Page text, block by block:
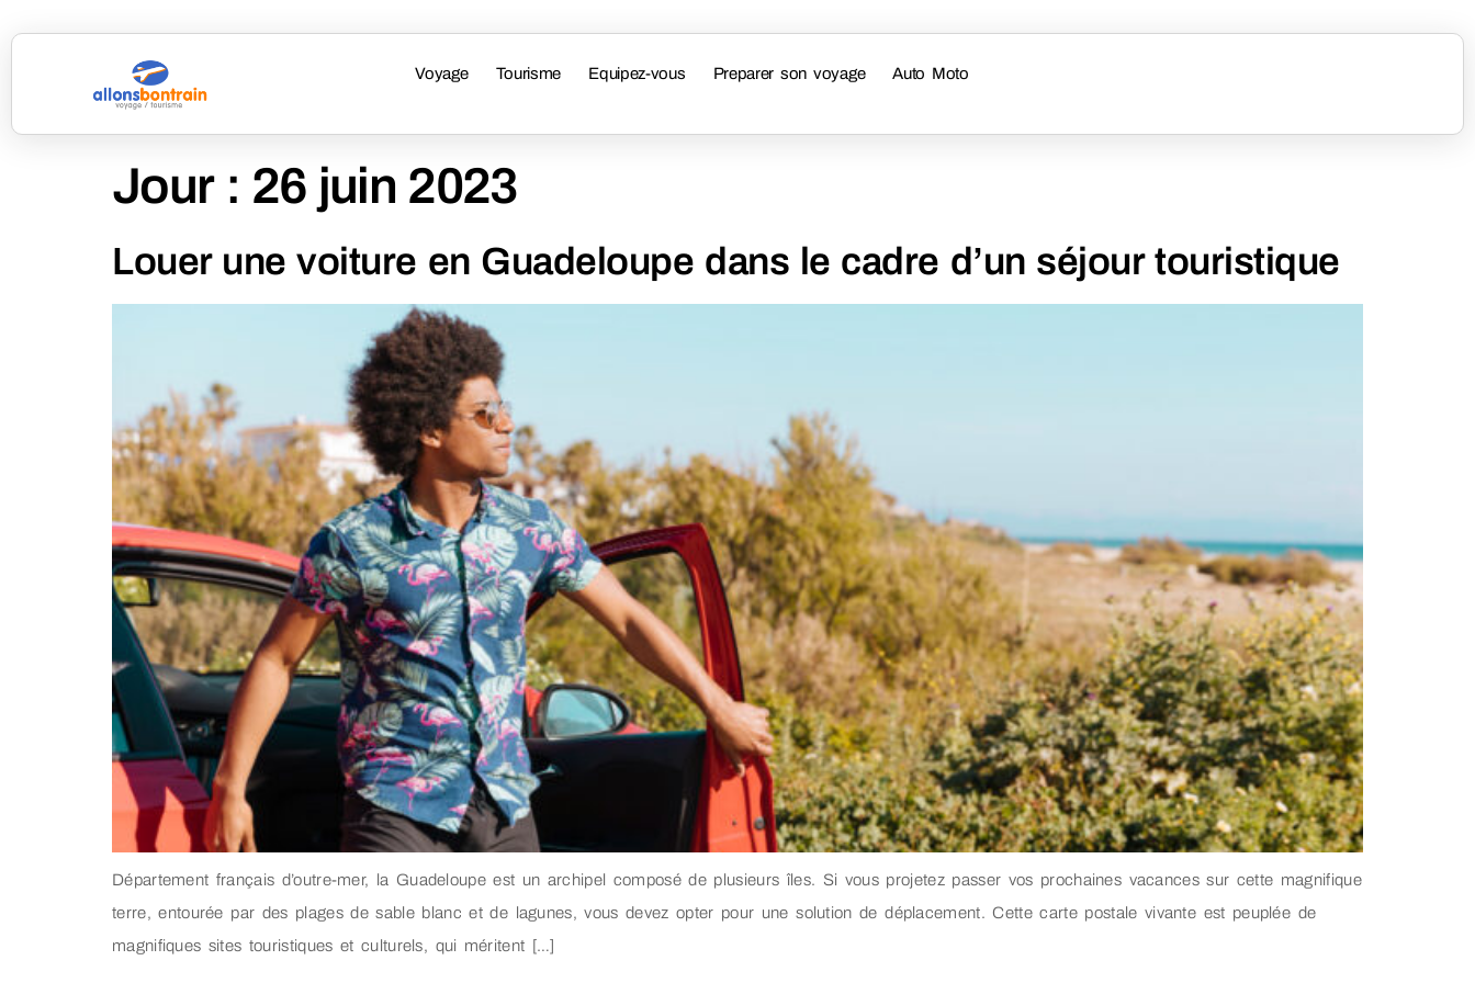
Voyage Tourisme Equipez-vous Preparer son voyage Auto Moto
Jour : 26 juin 2023
Louer une voiture en Guadeloupe dans le cadre d’un séjour touristique
Département français d’outre-mer, la Guadeloupe est un archipel composé de plusieurs îles. Si vous projetez passer vos prochaines vacances sur cette magnifique
terre, entourée par des plages de sable blanc et de lagunes, vous devez opter pour une solution de déplacement. Cette carte postale vivante est peuplée de
magnifiques sites touristiques et culturels, qui méritent […]